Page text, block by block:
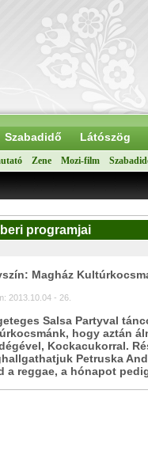
Szabadidő Látószög
Zene Mozi-film
programjai
Magház
2013.10.04 - 26.
Salsa Partyval
hogy aztán
Kockacukorral.
Petruska
a reggae, a hónapot